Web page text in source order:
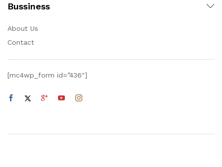
Bussiness
About Us
Contact
[mc4wp_form id=”436″]